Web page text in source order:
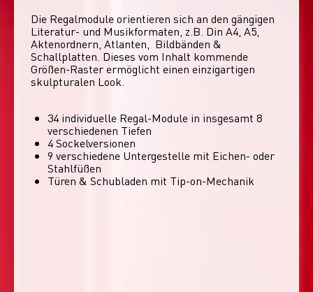
Die Regalmodule orientieren sich an den gängigen
Literatur- und Musikformaten, z.B. Din A4, A5,
Aktenordnern, Atlanten,  Bildbänden &
Schallplatten. Dieses vom Inhalt kommende
Größen-Raster ermöglicht einen einzigartigen
skulpturalen Look.
34 individuelle Regal-Module​ in insgesamt 8
verschiedenen Tiefen
4 Sockelversionen​
9 verschiedene Untergestelle mit Eichen- oder
Stahlfüßen
Türen & Schubladen mit Tip-on-Mechanik